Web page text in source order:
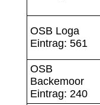
OSB Loga
Eintrag: 561
OSB
Backemoor
Eintrag: 240